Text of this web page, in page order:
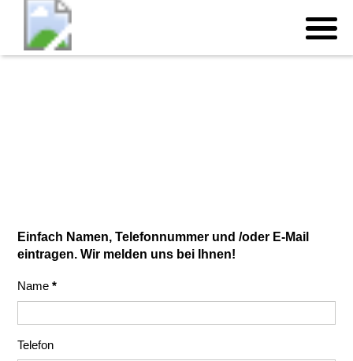
Einfach Namen, Telefonnummer und /oder E-Mail
eintragen. Wir melden uns bei Ihnen!
Name*
Telefon